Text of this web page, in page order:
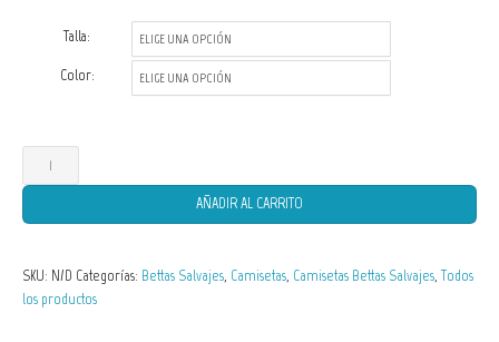
Talla:
Color:
Camisetas
de
Hombre
stiktos
cantidad
AÑADIR AL CARRITO
SKU: N/D Categorías: Bettas Salvajes, Camisetas, Camisetas Bettas Salvajes,Todos
los productos